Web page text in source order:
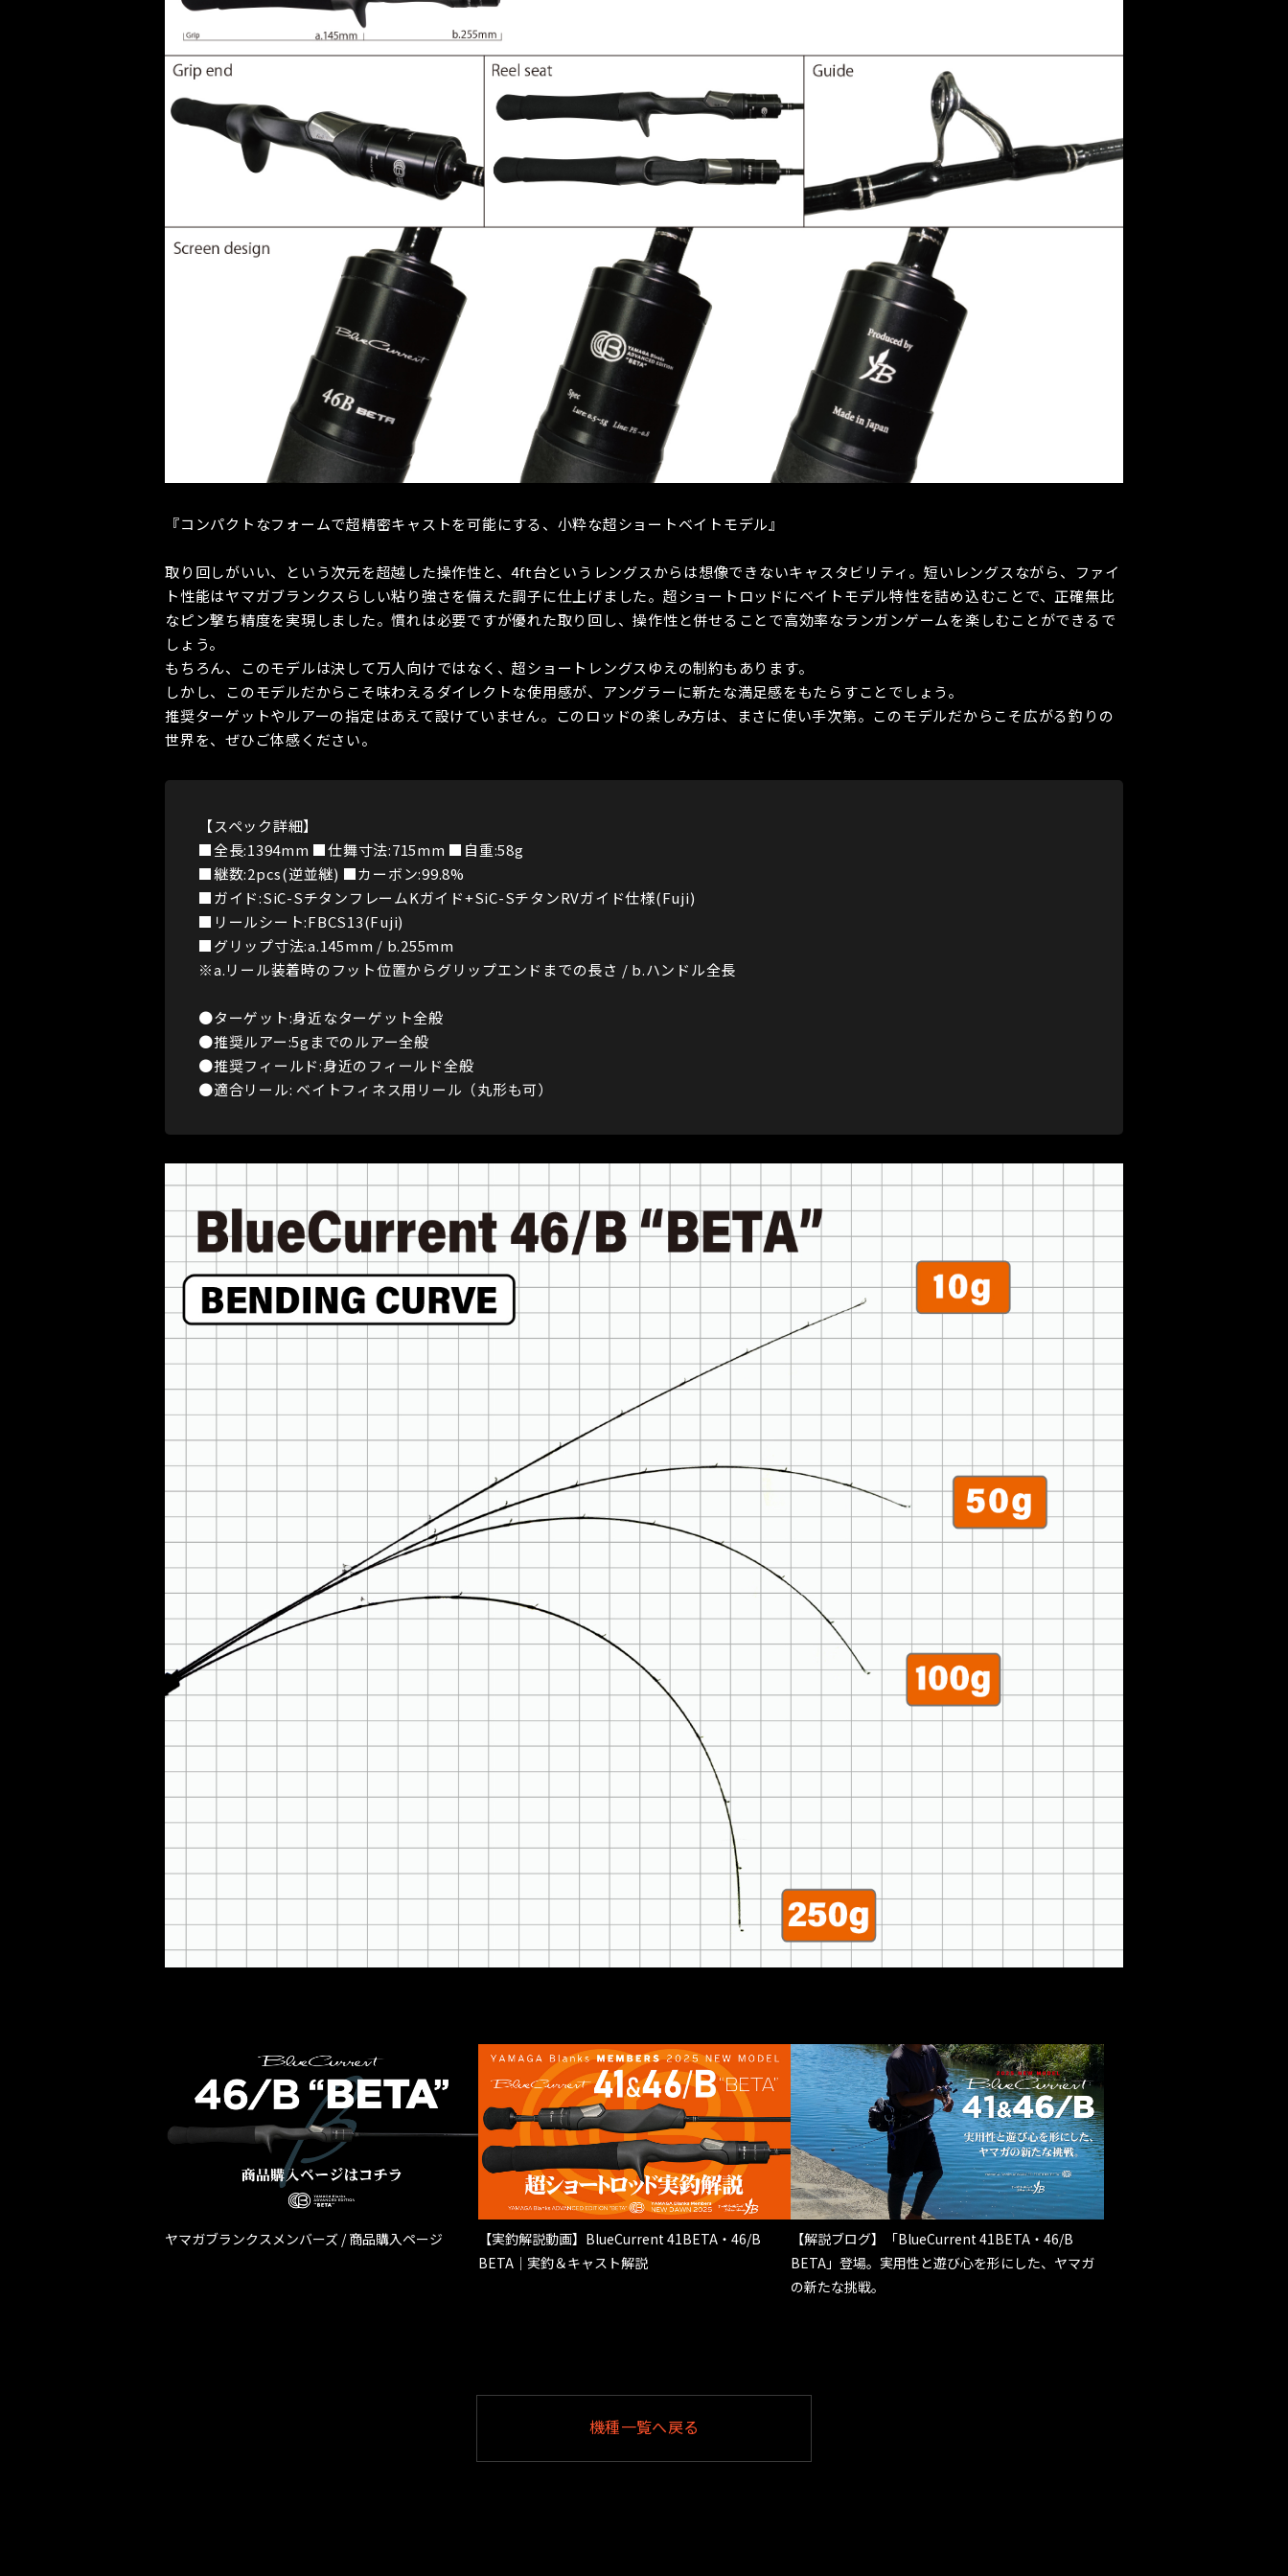
『コンパクトなフォームで超精密キャストを可能にする、小粋な超ショートベイトモデル』
取り回しがいい、という次元を超越した操作性と、4ft台というレングスからは想像できないキャスタビリティ。短いレングスながら、ファイ
ト性能はヤマガブランクスらしい粘り強さを備えた調子に仕上げました。超ショートロッドにベイトモデル特性を詰め込むことで、正確無比
なピン撃ち精度を実現しました。慣れは必要ですが優れた取り回し、操作性と併せることで高効率なランガンゲームを楽しむことができるで
しょう。
もちろん、このモデルは決して万人向けではなく、超ショートレングスゆえの制約もあります。
しかし、このモデルだからこそ味わえるダイレクトな使用感が、アングラーに新たな満足感をもたらすことでしょう。
推奨ターゲットやルアーの指定はあえて設けていません。このロッドの楽しみ方は、まさに使い手次第。このモデルだからこそ広がる釣りの
世界を、ぜひご体感ください。
【スペック詳細】
■全長:1394mm ■仕舞寸法:715mm ■自重:58g
■継数:2pcs(逆並継) ■カーボン:99.8%
■ガイド:SiC-SチタンフレームKガイド+SiC-SチタンRVガイド仕様(Fuji)
■リールシート:FBCS13(Fuji)
■グリップ寸法:a.145mm / b.255mm
※a.リール装着時のフット位置からグリップエンドまでの長さ / b.ハンドル全長
●ターゲット:身近なターゲット全般
●推奨ルアー:5gまでのルアー全般
●推奨フィールド:身近のフィールド全般
●適合リール: ベイトフィネス用リール（丸形も可）
ヤマガブランクスメンバーズ / 商品購入ページ
【実釣解説動画】BlueCurrent 41BETA・46/B
BETA｜実釣＆キャスト解説
【解説ブログ】「BlueCurrent 41BETA・46/B
BETA」登場。実用性と遊び心を形にした、ヤマガ
の新たな挑戦。
機種一覧へ戻る